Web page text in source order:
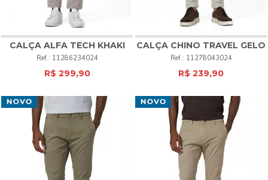
CALÇA ALFA TECH KHAKI
11286234024
R$ 299,90
CALÇA CHINO TRAVEL GELO
11278043024
R$ 239,90